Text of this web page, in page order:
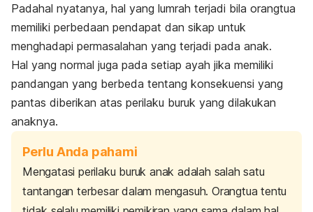
Padahal nyatanya, hal yang lumrah terjadi bila orangtua
memiliki perbedaan pendapat dan sikap untuk
menghadapi permasalahan yang terjadi pada anak.
Hal yang normal juga pada setiap ayah jika memiliki
pandangan yang berbeda tentang konsekuensi yang
pantas diberikan atas perilaku buruk yang dilakukan
anaknya.
Perlu Anda pahami
Mengatasi perilaku buruk anak adalah salah satu
tantangan terbesar dalam mengasuh. Orangtua tentu